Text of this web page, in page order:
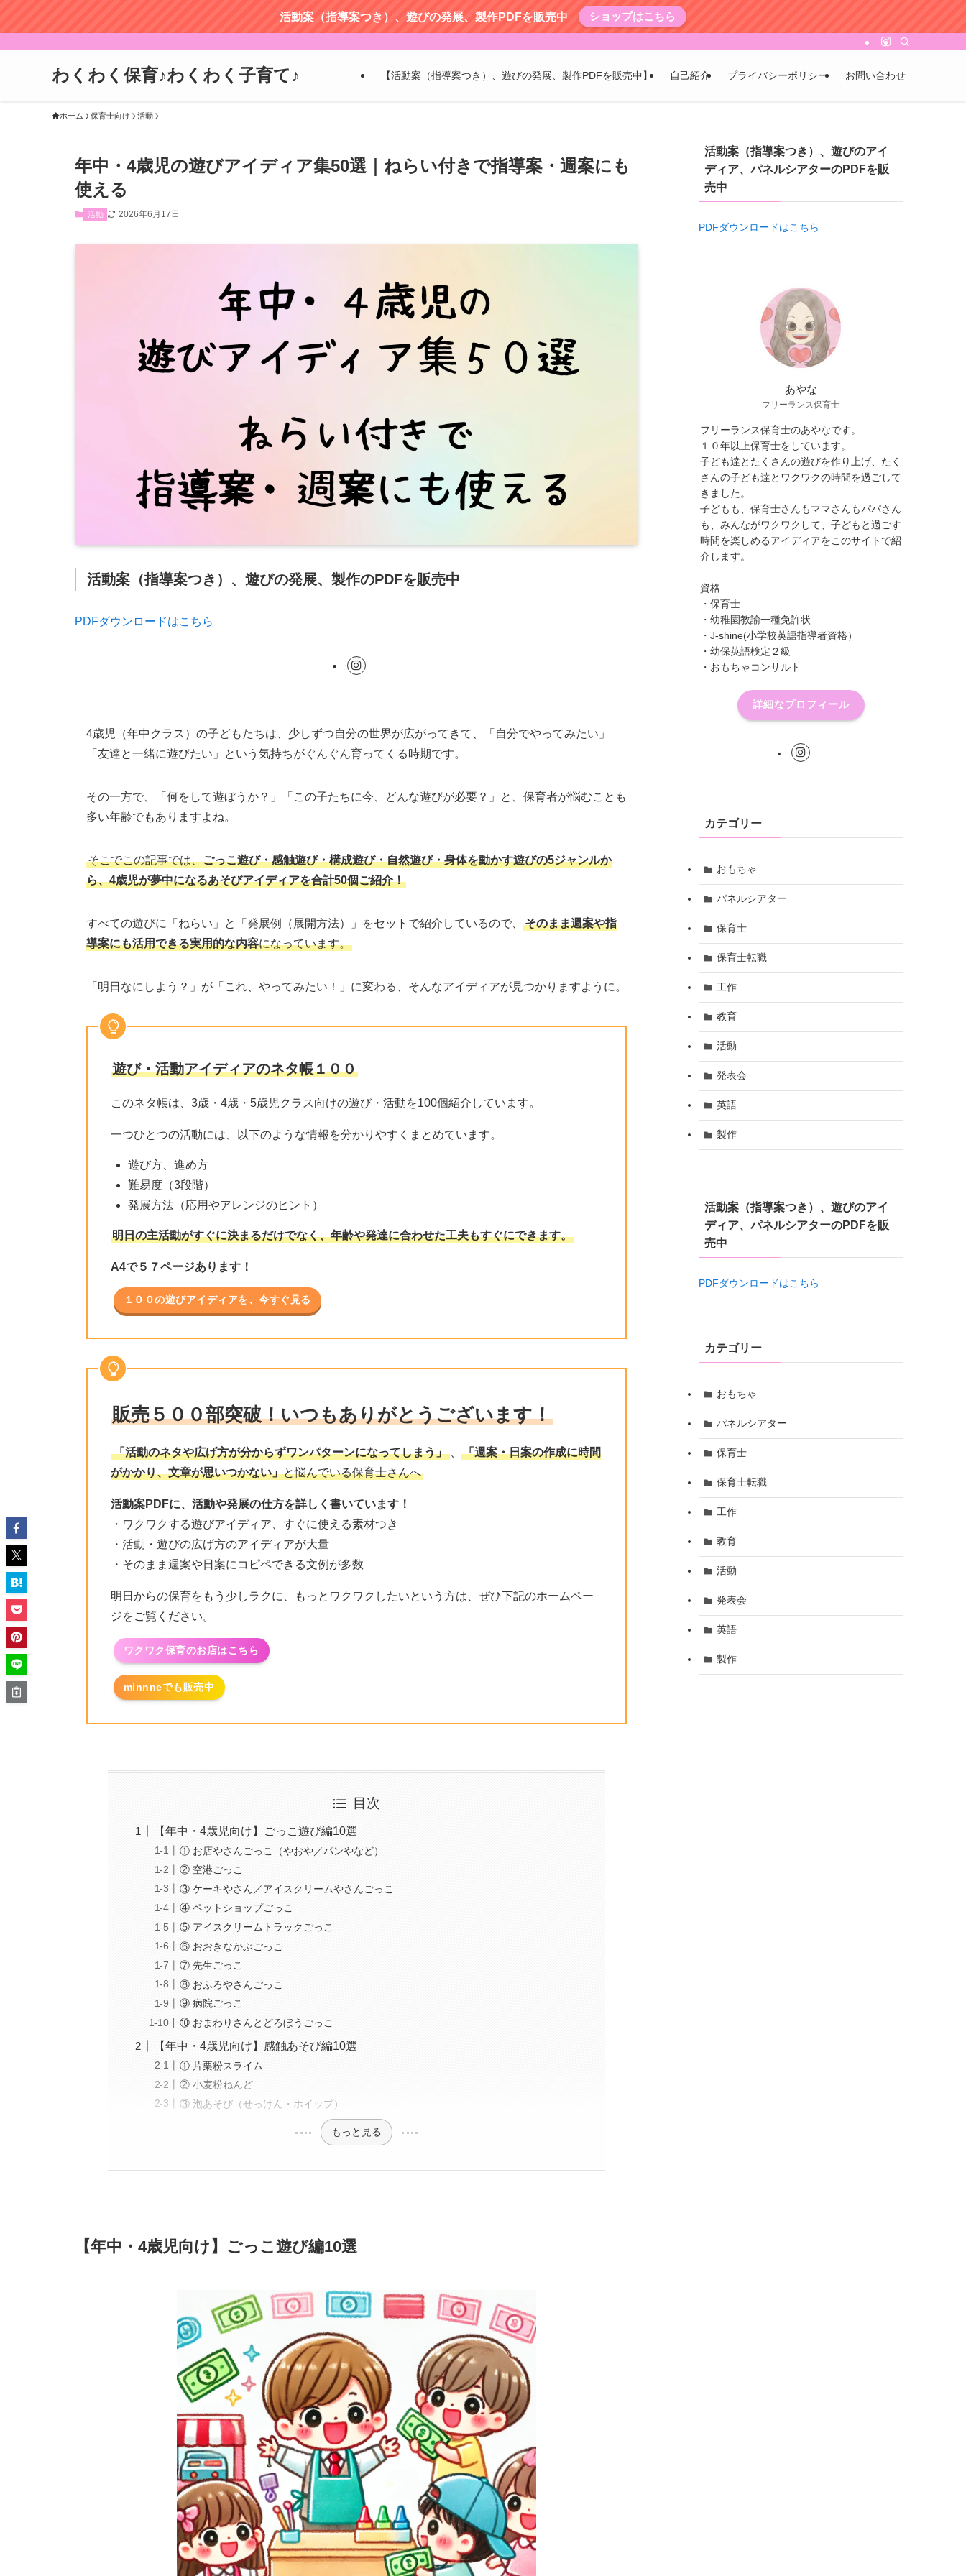
活動案（指導案つき）、遊びの発展、製作PDFを販売中 ショップはこちら
わくわく保育♪わくわく子育て♪ 【活動案（指導案つき）、遊びの発展、製作PDFを販売中】 自己紹介 プライバシーポリシー お問い合わせ
ホーム 保育士向け 活動
年中・4歳児の遊びアイディア集50選｜ねらい付きで指導案・週案にも
使える
活動 2026年6月17日
活動案（指導案つき）、遊びの発展、製作のPDFを販売中
PDFダウンロードはこちら
4歳児（年中クラス）の子どもたちは、少しずつ自分の世界が広がってきて、「自分でやってみたい」
「友達と一緒に遊びたい」という気持ちがぐんぐん育ってくる時期です。
その一方で、「何をして遊ぼうか？」「この子たちに今、どんな遊びが必要？」と、保育者が悩むことも
多い年齢でもありますよね。
そこでこの記事では、ごっこ遊び・感触遊び・構成遊び・自然遊び・身体を動かす遊びの5ジャンルか
ら、4歳児が夢中になるあそびアイディアを合計50個ご紹介！
すべての遊びに「ねらい」と「発展例（展開方法）」をセットで紹介しているので、
そのまま週案や指
導案にも活用できる実用的な内容になっています。
「明日なにしよう？」が「これ、やってみたい！」に変わる、そんなアイディアが見つかりますように。
遊び・活動アイディアのネタ帳１００
このネタ帳は、3歳・4歳・5歳児クラス向けの遊び・活動を100個紹介しています。
一つひとつの活動には、以下のような情報を分かりやすくまとめています。
遊び方、進め方
難易度（3段階）
発展方法（応用やアレンジのヒント）
明日の主活動がすぐに決まるだけでなく、年齢や発達に合わせた工夫もすぐにできます。
A4で５７ページあります！
１００の遊びアイディアを、今すぐ見る
販売５００部突破！いつもありがとうございます！
「活動のネタや広げ方が分からずワンパターンになってしまう」
「週案・日案の作成に時間
がかかり、文章が思いつかない」と悩んでいる保育士さんへ
活動案PDFに、活動や発展の仕方を詳しく書いています！
・ワクワクする遊びアイディア、すぐに使える素材つき
・活動・遊びの広げ方のアイディアが大量
・そのまま週案や日案にコピペできる文例が多数
明日からの保育をもう少しラクに、もっとワクワクしたいという方は、ぜひ下記のホームペー
ジをご覧ください。
ワクワク保育のお店はこちら
minnneでも販売中
目次
【年中・4歳児向け】ごっこ遊び編10選
① お店やさんごっこ（やおや／パンやなど）
② 空港ごっこ
③ ケーキやさん／アイスクリームやさんごっこ
④ ペットショップごっこ
⑤ アイスクリームトラックごっこ
⑥ おおきなかぶごっこ
⑦ 先生ごっこ
⑧ おふろやさんごっこ
⑨ 病院ごっこ
⑩ おまわりさんとどろぼうごっこ
【年中・4歳児向け】感触あそび編10選
① 片栗粉スライム
② 小麦粉ねんど
③ 泡あそび（せっけん・ホイップ）
もっと見る
【年中・4歳児向け】ごっこ遊び編10選
活動案（指導案つき）、遊びのアイ
ディア、パネルシアターのPDFを販
売中
PDFダウンロードはこちら
あやな
フリーランス保育士
フリーランス保育士のあやなです。
１０年以上保育士をしています。
子ども達とたくさんの遊びを作り上げ、たく
さんの子ども達とワクワクの時間を過ごして
きました。
子どもも、保育士さんもママさんもパパさん
も、みんながワクワクして、子どもと過ごす
時間を楽しめるアイディアをこのサイトで紹
介します。
資格
・保育士
・幼稚園教諭一種免許状
・J-shine(小学校英語指導者資格）
・幼保英語検定２級
・おもちゃコンサルト
詳細なプロフィール
カテゴリー
おもちゃ
パネルシアター
保育士
保育士転職
工作
教育
活動
発表会
英語
製作
活動案（指導案つき）、遊びのアイ
ディア、パネルシアターのPDFを販
売中
PDFダウンロードはこちら
カテゴリー
おもちゃ
パネルシアター
保育士
保育士転職
工作
教育
活動
発表会
英語
製作